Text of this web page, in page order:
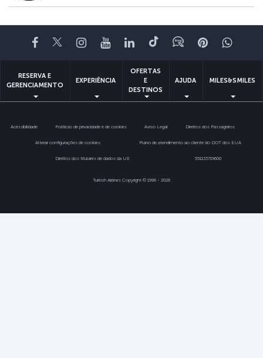
Facebook
TwitterInstagram
YouTubeLinkedIn
TiktokBlogPinterest
RESERVA E
GERENCIAMENTO
EXPERIÊNCIA
OFERTAS
E
DESTINOS
AJUDA MILES&SMILES
Acessibilidade Politicas de privacidade e de cookies Aviso Legal Direitos dos Passageiros
Alterar configurações de cookies Plano de atendimento ao cliente do DOT dos EUA
Direitos dos titulares de dados da UE 551133719600
Turkish Airlines Copyright © 1996 - 2026